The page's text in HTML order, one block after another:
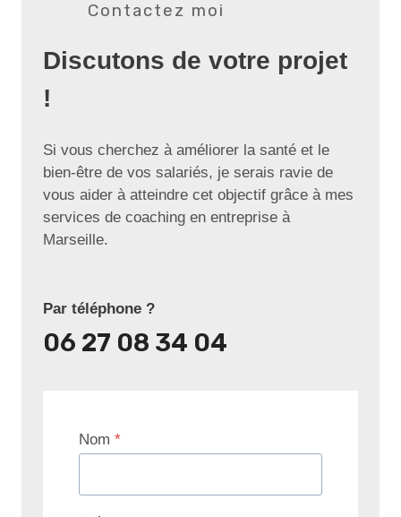
Nom *
Contactez moi
Discutons de votre projet
!
Si vous cherchez à améliorer la santé et le
bien-être de vos salariés, je serais ravie de
vous aider à atteindre cet objectif grâce à mes
services de coaching en entreprise à
Marseille.
Par téléphone ?
06 27 08 34 04